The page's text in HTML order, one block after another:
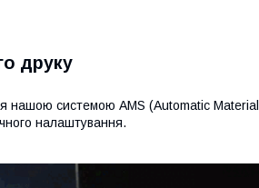
друку
нашою системою AMS (Automatic Material
налаштування.